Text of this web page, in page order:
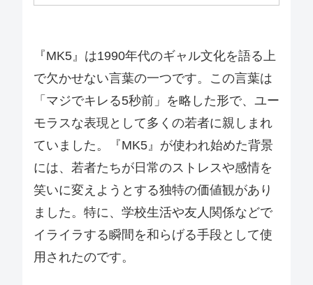
『MK5』は1990年代のギャル文化を語る上
で欠かせない言葉の一つです。この言葉は
「マジでキレる5秒前」を略した形で、ユー
モラスな表現として多くの若者に親しまれ
ていました。『MK5』が使われ始めた背景
には、若者たちが日常のストレスや感情を
笑いに変えようとする独特の価値観があり
ました。特に、学校生活や友人関係などで
イライラする瞬間を和らげる手段として使
用されたのです。